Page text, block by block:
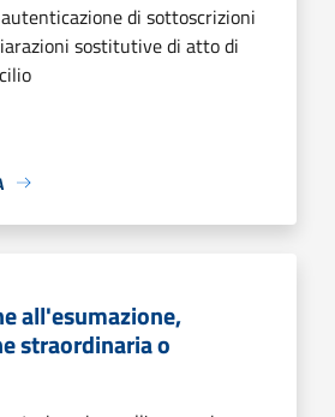
di sottoscrizioni
sostitutive di atto di
all'esumazione,
straordinaria o